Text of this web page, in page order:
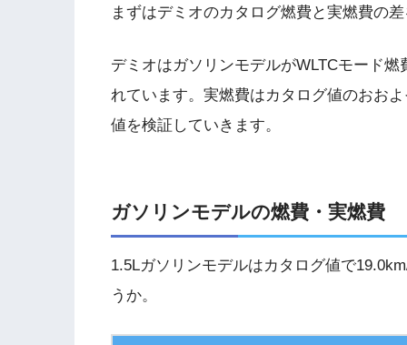
まずはデミオのカタログ燃費と実燃費の
デミオはガソリンモデルがWLTCモード
れています。実燃費はカタログ値のおお
値を検証していきます。
ガソリンモデルの燃費・実燃費
1.5Lガソリンモデルはカタログ値で
うか。